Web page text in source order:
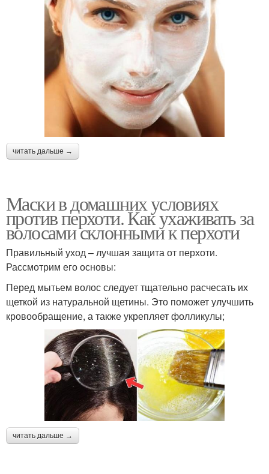
читать дальше →
Маски в домашних условиях
против перхоти. Как ухаживать за
волосами склонными к перхоти
Правильный уход – лучшая защита от перхоти.
Рассмотрим его основы:
Перед мытьем волос следует тщательно расчесать их
щеткой из натуральной щетины. Это поможет улучшить
кровообращение, а также укрепляет фолликулы;
читать дальше →